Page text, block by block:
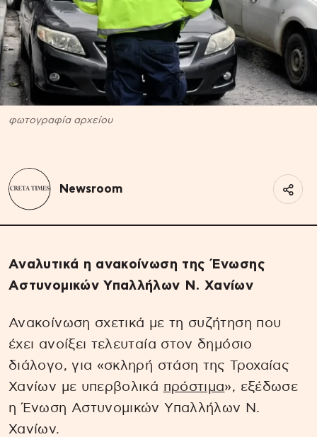
φωτογραφία αρχείου
Newsroom
Αναλυτικά η ανακοίνωση της Ένωσης
Αστυνομικών Υπαλλήλων Ν. Χανίων
Ανακοίνωση σχετικά με τη συζήτηση που
έχει ανοίξει τελευταία στον δημόσιο
διάλογο, για «σκληρή στάση της Τροχαίας
Χανίων με υπερβολικά πρόστιμα», εξέδωσε
η Ένωση Αστυνομικών Υπαλλήλων Ν.
Χανίων.